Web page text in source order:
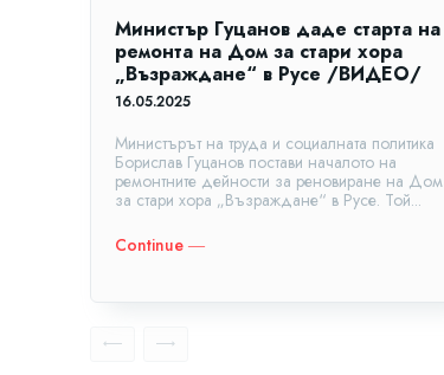
Министър Гуцанов даде старта на
ремонта на Дом за стари хора
„Възраждане“ в Русе /ВИДЕО/
16.05.2025
Министърът на труда и социалната политика
Борислав Гуцанов постави началото на
ремонтните дейности за реновиране на Дом
за стари хора „Възраждане“ в Русе. Той...
Continue ―